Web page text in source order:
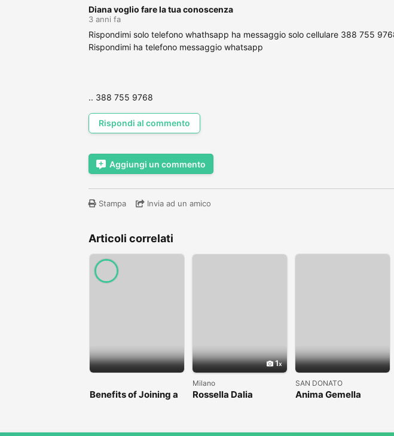
Diana voglio fare la tua conoscenza
3 anni fa
Rispondimi solo telefono whathsapp ha messaggio solo cellulare 388 755
Rispondimi ha telefono messaggio whatsapp
.. 388 755 9768
Rispondi al commento
Aggiungi un commento
Stampa Invia ad un amico
Articoli correlati
Benefits of Joining a
Professional Nasha
1
Milano
Rossella Dalia
SAN DONATO
Anima Gemella